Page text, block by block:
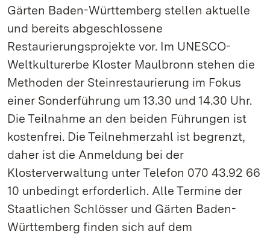
Gärten Baden-Württemberg stellen aktuelle
und bereits abgeschlossene
Restaurierungsprojekte vor. Im UNESCO-
Weltkulturerbe Kloster Maulbronn stehen die
Methoden der Steinrestaurierung im Fokus
einer Sonderführung um 13.30 und 14.30 Uhr.
Die Teilnahme an den beiden Führungen ist
kostenfrei. Die Teilnehmerzahl ist begrenzt,
daher ist die Anmeldung bei der
Klosterverwaltung unter Telefon 070 43.92 66
10 unbedingt erforderlich. Alle Termine der
Staatlichen Schlösser und Gärten Baden-
Württemberg finden sich auf dem